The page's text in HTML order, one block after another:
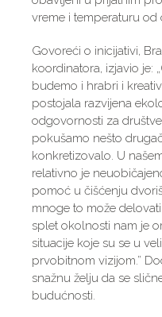
vreme i temperaturu od
Govoreći o inicijativi,
koordinatora, izjavio je:
budemo i hrabri i
postojala razvijena
odgovornosti za
pokušamo nešto
konkretizovalo. U
relativno je
pomoć u čišćenju
mnoge to može
splet okolnosti nam je
situacije koje su se u
prvobitnom vizijom.”
snažnu želju da se
budućnosti.